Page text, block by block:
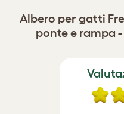
Albero per gatti
ponte e rampa